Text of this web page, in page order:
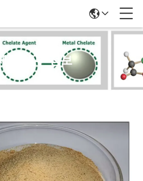
제품 세부 정보